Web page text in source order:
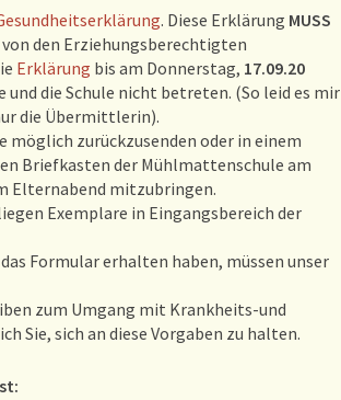
. Diese Erklärung MUSS
den Erziehungsberechtigten
Erklärung bis am Donnerstag, 17.09.20
die Schule nicht betreten. (So leid es mir
die Übermittlerin).
möglich zurückzusenden oder in einem
Briefkasten der Mühlmattenschule am
Elternabend mitzubringen.
Exemplare in Eingangsbereich der
Formular erhalten haben, müssen unser
zum Umgang mit Krankheits-und
Sie, sich an diese Vorgaben zu halten.